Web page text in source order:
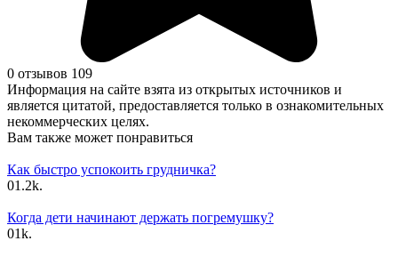
0 отзывов 109
Информация на сайте взята из открытых источников и
является цитатой, предоставляется только в ознакомительных
некоммерческих целях.
Вам также может понравиться
Как быстро успокоить грудничка?
01.2k.
Когда дети начинают держать погремушку?
01k.